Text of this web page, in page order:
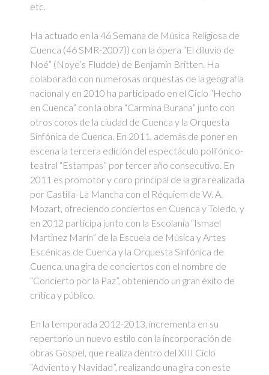
etc.
Ha actuado en la 46 Semana de Música Religiosa de
Cuenca (46 SMR-2007)) con la ópera “El diluvio de
Noé” (Noye’s Fludde) de Benjamín Britten. Ha
colaborado con numerosas orquestas de la geografía
nacional y en 2010 ha participado en el Ciclo “Hecho
en Cuenca” con la obra “Carmina Burana” junto con
otros coros de la ciudad de Cuenca y la Orquesta
Sinfónica de Cuenca. En 2011, además de poner en
escena la tercera edición del espectáculo polifónico-
teatral “Estampas” por tercer año consecutivo. En
2011 es promotor y coro principal de la gira realizada
por Castilla-La Mancha con el Réquiem de W. A.
Mozart, ofreciendo conciertos en Cuenca y Toledo, y
en 2012 participa junto con la Escolanía “Ismael
Martínez Marín” de la Escuela de Música y Artes
Escénicas de Cuenca y la Orquesta Sinfónica de
Cuenca, una gira de conciertos con el nombre de
“Concierto por la Paz”, obteniendo un gran éxito de
crítica y público.
En la temporada 2012-2013, incrementa en su
repertorio un nuevo estilo con la incorporación de
obras Gospel, que realiza dentro del XIII Ciclo
“Adviento y Navidad”, realizando una gira con este